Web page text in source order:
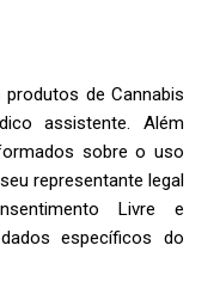
de Cannabis
assistente. Além
sobre o uso
representante legal
Livre e
específicos do